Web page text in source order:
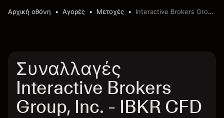
Αρχική οθόνη Αγορές Μετοχές Interactive Brokers Group, Inc.
Συναλλαγές
Interactive Brokers
Group, Inc. - IBKR CFD